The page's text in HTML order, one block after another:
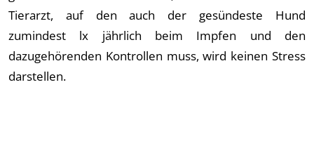
Tierarzt, auf den auch der gesündeste Hund
zumindest lx jährlich beim Impfen und den
dazugehörenden Kontrollen muss, wird keinen Stress
darstellen.